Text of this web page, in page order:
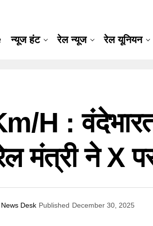
न्यूज हंट रेल न्यूज रेल यूनियन
h :
मंत्री ने X
Desk Published December 30, 2025